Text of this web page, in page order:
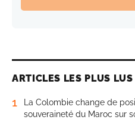
ARTICLES LES PLUS LUS
1
La Colombie change de
souveraineté du Maroc sur